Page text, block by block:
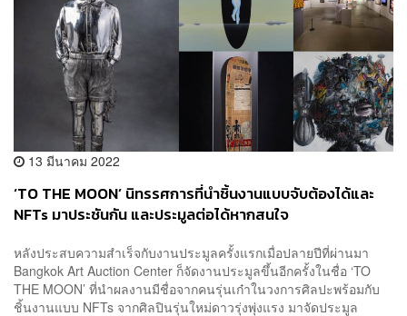
13 มีนาคม 2022
‘TO THE MOON’ นิทรรศการที่นำชิ้นงานแบบจับต้องได้และ
NFTs มาประชันกัน และประมูลต่อได้หากสนใจ
หลังประสบความสำเร็จกับงานประมูลครั้งแรกเมื่อปลายปีที่ผ่านมา
Bangkok Art Auction Center ก็จัดงานประมูลขึ้นอีกครั้งในชื่อ ‘TO
THE MOON’ ที่นำผลงานมีชื่อจากคนรุ่นเก๋าในวงการศิลปะพร้อมกับ
ชิ้นงานแบบ NFTs จากศิลปินรุ่นใหม่ดาวรุ่งพุ่งแรง มาจัดประมูล